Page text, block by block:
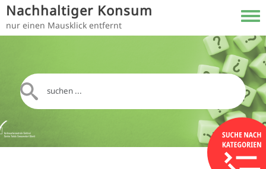
Direkt zum Inhalt
Nachhaltiger Konsum
nur einen Mausklick entfernt